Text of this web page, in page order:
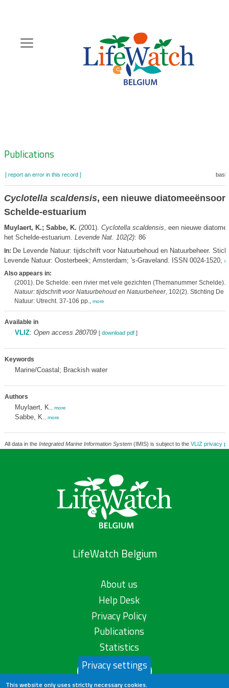
content
Zoeknavigatie
Publications
[ report an error in this record ]
Cyclotella scaldensis, een nieuwe
Schelde-estuarium
Muylaert, K.; Sabbe, K. (2001). Cyclotella scaldensis, een nieuwe
het Schelde-estuarium. Levende Nat. 102(2): 86
In: De Levende Natuur: tijdschrift voor Natuurbehoud en Natuurbeheer.
Levende Natuur: Oosterbeek; Amsterdam; 's-Graveland. ISSN 0024-1520,
Also appears in:
(2001). De Schelde: een rivier met vele gezichten (Themanummer Schelde).
Natuur: tijdschrift voor Natuurbehoud en Natuurbeheer, 102(2). Stichting De
Natuur: Utrecht. 37-106 pp., more
Available in
VLIZ: Open access 280709 [ download pdf]
Keywords
Marine/Coastal; Brackish water
Authors
Muylaert, K. more
Sabbe, K. more
All data in the Integrated Marine Information System(IMIS) is subject to the VLIZ privacy
LifeWatch Belgium
About us
Help Desk
Privacy Policy
Publications
Statistics
Contact us
Privacy settings
This website only uses strictly necessary cookies.